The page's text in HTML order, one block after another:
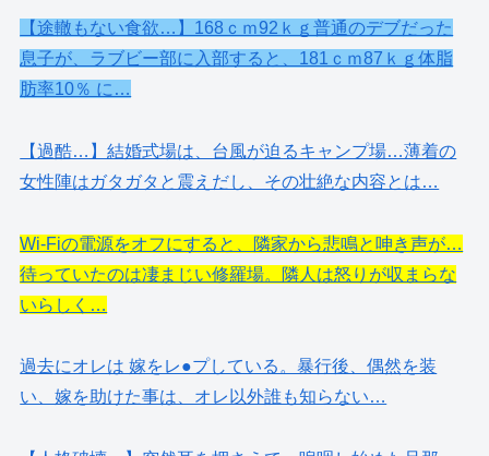
【途轍もない食欲…】168ｃｍ92ｋｇ普通のデブだった
息子が、ラブビー部に入部すると、181ｃｍ87ｋｇ体脂
肪率10％ に…
【過酷…】結婚式場は、台風が迫るキャンプ場…薄着の
女性陣はガタガタと震えだし、その壮絶な内容とは…
Wi-Fiの電源をオフにすると、隣家から悲鳴と呻き声が…
待っていたのは凄まじい修羅場。隣人は怒りが収まらな
いらしく…
過去にオレは 嫁をレ●プしている。暴行後、偶然を装
い、嫁を助けた事は、オレ以外誰も知らない…